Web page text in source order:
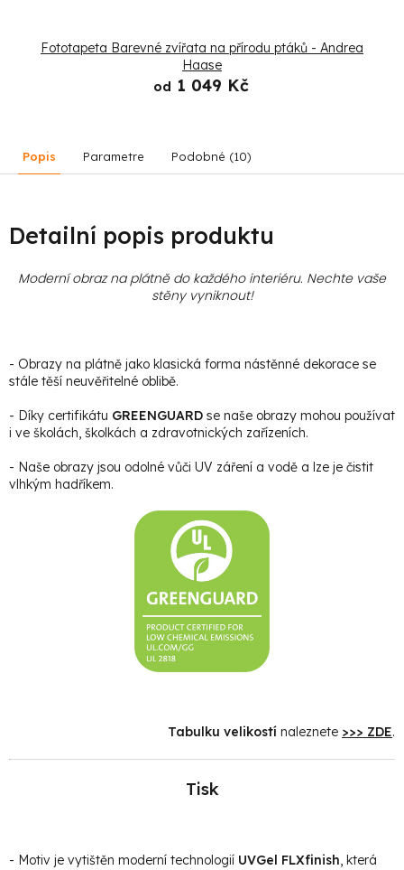
Fototapeta Barevné zvířata na přírodu ptáků - Andrea
Haase
od 1 049 Kč
Popis Parametre Podobné (10)
Detailní popis produktu
Moderní obraz na plátně do každého interiéru. Nechte vaše
stěny vyniknout!
- Obrazy na plátně jako klasická forma nástěnné dekorace se
stále těší neuvěřitelné oblibě.
- Díky certifikátu GREENGUARD se naše obrazy mohou používat
i ve školách, školkách a zdravotnických zařízeních.
- Naše obrazy jsou odolné vůči UV záření a vodě a lze je čistit
vlhkým hadříkem.
Tabulku velikostí naleznete >>> ZDE.
Tisk
- Motiv je vytištěn moderní technologií UVGel FLXfinish, která